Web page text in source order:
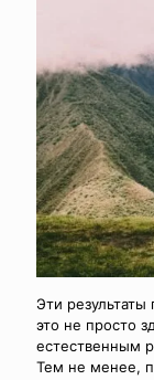
Эти
это не просто
естественным
Тем не менее,